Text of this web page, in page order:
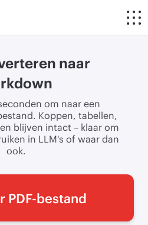
naar
om naar een
Koppen, tabellen,
blijven intact – klaar om
in LLM's of waar dan
ook.
PDF-bestand